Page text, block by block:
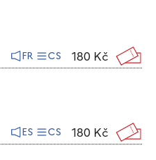
FR CS 180 Kč
ES CS 180 Kč